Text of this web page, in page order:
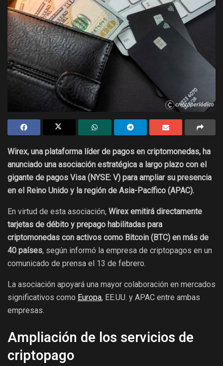
Wirex, una plataforma líder de pagos en criptomonedas, ha
anunciado una asociación estratégica a largo plazo con el
gigante de pagos Visa (NYSE: V) para ampliar su presencia
en el Reino Unido y la región de Asia-Pacífico (APAC).
En virtud de esta asociación, Wirex emitirá directamente
tarjetas de débito y prepago habilitadas para
criptomonedas con activos como Bitcoin (BTC) en más de
40 países, según informó la empresa de criptopagos en un
comunicado de prensa el 13 de febrero.
La asociación apoyará una mayor colaboración en mercados
significativos como Europa, EE.UU. y APAC entre ambas
empresas.
Ampliación de los servicios de
criptopago